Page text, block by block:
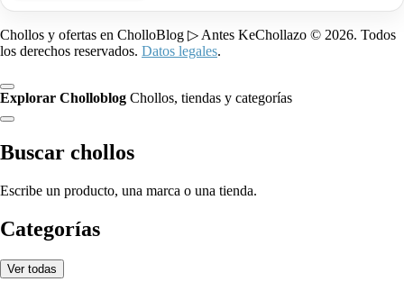
Chollos y ofertas en CholloBlog ▷ Antes KeChollazo © 2026. Todos
los derechos reservados. Datos legales.
Explorar Cholloblog Chollos, tiendas y categorías
Buscar chollos
Escribe un producto, una marca o una tienda.
Categorías
Ver todas